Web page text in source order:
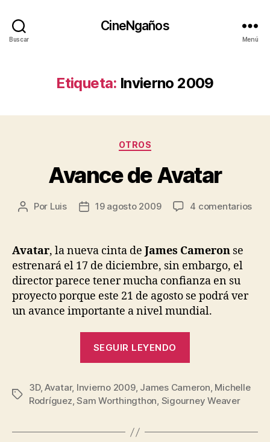
Buscar
CineNgaños
Menú
Etiqueta: Invierno 2009
Categorías
OTROS
Avance de Avatar
Autor
entrada
Por Luis
Fecha
entrada
19 agosto 2009 4 comentariosen
Avatar, la nueva cinta de James Cameron se
estrenará el 17 de diciembre, sin embargo, el
director parece tener mucha confianza en su
proyecto porque este 21 de agosto se podrá ver
un avance importante a nivel mundial.
SEGUIR LEYENDO
Etiquetas
3D, Avatar, Invierno 2009, James Cameron, Michelle
Rodríguez,Sam Worthingthon, Sigourney Weaver